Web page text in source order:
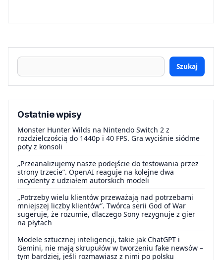
Szukaj
Ostatnie wpisy
Monster Hunter Wilds na Nintendo Switch 2 z
rozdzielczością do 1440p i 40 FPS. Gra wyciśnie siódme
poty z konsoli
„Przeanalizujemy nasze podejście do testowania przez
strony trzecie”. OpenAI reaguje na kolejne dwa
incydenty z udziałem autorskich modeli
„Potrzeby wielu klientów przeważają nad potrzebami
mniejszej liczby klientów”. Twórca serii God of War
sugeruje, że rozumie, dlaczego Sony rezygnuje z gier
na płytach
Modele sztucznej inteligencji, takie jak ChatGPT i
Gemini, nie mają skrupułów w tworzeniu fake newsów –
tym bardziej, jeśli rozmawiasz z nimi po polsku